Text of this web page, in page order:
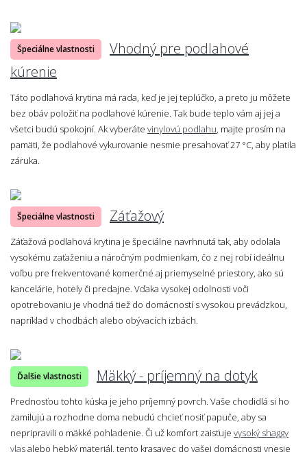
Špeciálne vlastnosti
Vhodný pre podlahové
kúrenie
Táto podlahová krytina má rada, keď je jej teplúčko, a preto ju môžete
bez obáv položiť na podlahové kúrenie. Tak bude teplo vám aj jej a
všetci budú spokojní. Ak vyberáte vinylovú podlahu, majte prosím na
pamäti, že podlahové vykurovanie nesmie presahovať 27 °C, aby platila
záruka.
Špeciálne vlastnosti Záťažový
Záťažová podlahová krytina je špeciálne navrhnutá tak, aby odolala
vysokému zaťaženiu a náročným podmienkam, čo z nej robí ideálnu
voľbu pre frekventované komerčné aj priemyselné priestory, ako sú
kancelárie, hotely či predajne. Vďaka vysokej odolnosti voči
opotrebovaniu je vhodná tiež do domácností s vysokou prevádzkou,
napríklad v chodbách alebo obývacích izbách.
Ďalšie vlastnosti Mäkký - príjemný na dotyk
Prednosťou tohto kúska je jeho príjemný povrch. Vaše chodidlá si ho
zamilujú a rozhodne doma nebudú chcieť nosiť papuče, aby sa
nepripravili o mäkké pohladenie. Či už komfort zaisťuje vysoký shaggy
vlasalebo hebký materiál, tento krasavec do vašej domácnosti vnesie